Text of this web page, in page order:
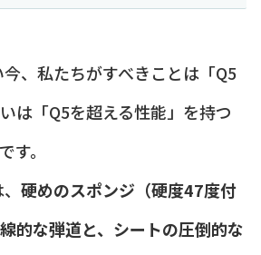
、私たちがすべきことは「Q5
は「Q5を超える性能」を持つ
す。
硬めのスポンジ（硬度47度付
的な弾道と、シートの圧倒的な